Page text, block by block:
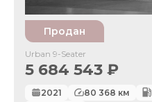
Продан
Urban 9-Seater
5 684 543 ₽
2021 80 368 км